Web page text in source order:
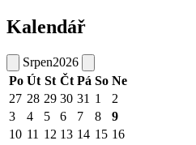
Kalendář
Srpen2026
Po Út St Čt Pá So Ne
27 28 29 30 31 1
2
3
4 5 6 7 8
9
10 11 12 13 14 15 16